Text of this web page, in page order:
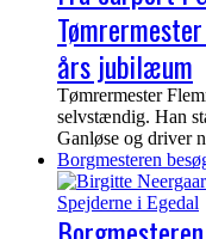
års jubilæum
Tømrermester
selvstændig. Han
Ganløse og driver
Borgmesteren